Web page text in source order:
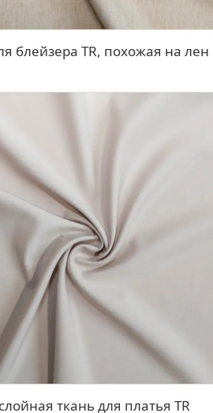
блейзера TR, похожая на лен
ткань для платья TR